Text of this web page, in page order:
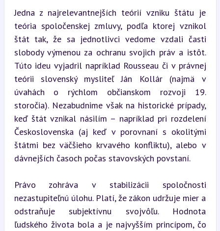
Jedna z najrelevantnejších teórií vzniku štátu je
teória spoločenskej zmluvy, podľa ktorej vznikol
štát tak, že sa jednotlivci vedome vzdali časti
slobody výmenou za ochranu svojich práv a istôt.
Túto ideu vyjadril napríklad Rousseau či v právnej
teórii slovenský mysliteľ Ján Kollár (najmä v
úvahách o rýchlom občianskom rozvoji 19.
storočia). Nezabudnime však na historické prípady,
keď štát vznikal násilím – napríklad pri rozdelení
Československa (aj keď v porovnaní s okolitými
štátmi bez väčšieho krvavého konfliktu), alebo v
dávnejších časoch počas stavovských povstaní.
Právo zohráva v stabilizácii spoločnosti
nezastupiteľnú úlohu. Platí, že zákon udržuje mier a
odstraňuje subjektívnu svojvôľu. Hodnota
ľudského života bola a je najvyšším princípom, čo